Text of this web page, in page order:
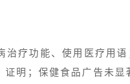
治疗功能、使用医疗用
明；保健食品广告未